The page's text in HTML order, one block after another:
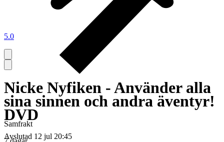
5.0
Nicke Nyfiken - Använder alla
sina sinnen och andra äventyr!
DVD
Avslutad 12 jul 20:45
Samfrakt